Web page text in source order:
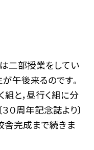
二部授業をしてい
午後来るのです。
と，昼行く組に分
０周年記念誌より〕
完成まで続きま